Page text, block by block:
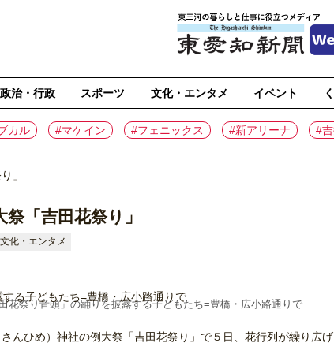
政治・行政 スポーツ 文化・エンタメ イベント
カル #マケイン #フェニックス #新アリーナ #
」
「吉田花祭り」
文化・エンタメ
花祭り音頭」の踊りを披露する子どもたち=豊橋・広小路通りで
んひめ）神社の例大祭「吉田花祭り」で５日、花行列が繰り広